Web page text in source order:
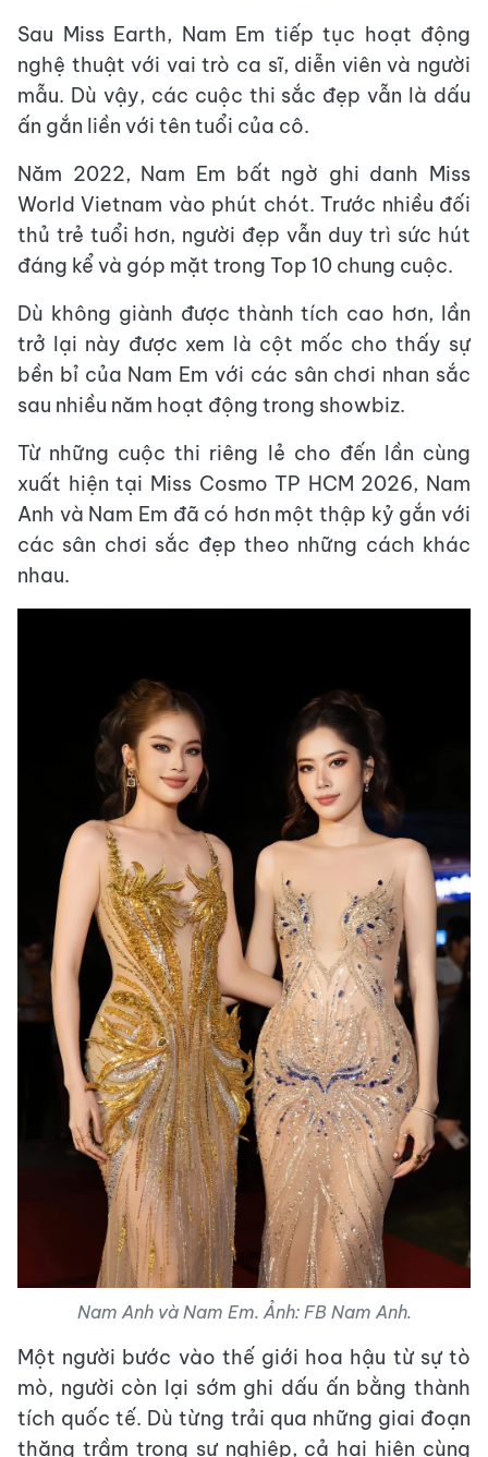
Sau Miss Earth, Nam Em tiếp tục hoạt động
nghệ thuật với vai trò ca sĩ, diễn viên và người
mẫu. Dù vậy, các cuộc thi sắc đẹp vẫn là dấu
ấn gắn liền với tên tuổi của cô.
Năm 2022, Nam Em bất ngờ ghi danh Miss
World Vietnam vào phút chót. Trước nhiều đối
thủ trẻ tuổi hơn, người đẹp vẫn duy trì sức hút
đáng kể và góp mặt trong Top 10 chung cuộc.
Dù không giành được thành tích cao hơn, lần
trở lại này được xem là cột mốc cho thấy sự
bền bỉ của Nam Em với các sân chơi nhan sắc
sau nhiều năm hoạt động trong showbiz.
Từ những cuộc thi riêng lẻ cho đến lần cùng
xuất hiện tại Miss Cosmo TP HCM 2026, Nam
Anh và Nam Em đã có hơn một thập kỷ gắn với
các sân chơi sắc đẹp theo những cách khác
nhau.
Nam Anh và Nam Em. Ảnh: FB Nam Anh.
Một người bước vào thế giới hoa hậu từ sự tò
mò, người còn lại sớm ghi dấu ấn bằng thành
tích quốc tế. Dù từng trải qua những giai đoạn
thăng trầm trong sự nghiệp, cả hai hiện cùng